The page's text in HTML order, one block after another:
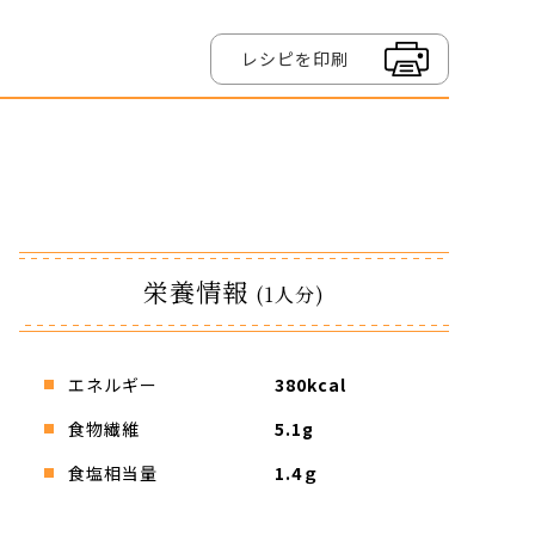
レシピを印刷
栄養情報 (1人分)
エネルギー
380kcal
食物繊維
5.1g
食塩相当量
1.4ｇ